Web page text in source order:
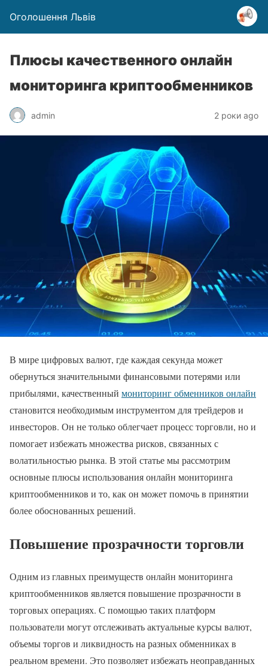
Оголошення Львів
Плюсы качественного онлайн
мониторинга криптообменников
admin 2 роки ago
В мире цифровых валют, где каждая секунда может
обернуться значительными финансовыми потерями или
прибылями, качественный мониторинг обменников онлайн
становится необходимым инструментом для трейдеров и
инвесторов. Он не только облегчает процесс торговли, но и
помогает избежать множества рисков, связанных с
волатильностью рынка. В этой статье мы рассмотрим
основные плюсы использования онлайн мониторинга
криптообменников и то, как он может помочь в принятии
более обоснованных решений.
Повышение прозрачности торговли
Одним из главных преимуществ онлайн мониторинга
криптообменников является повышение прозрачности в
торговых операциях. С помощью таких платформ
пользователи могут отслеживать актуальные курсы валют,
объемы торгов и ликвидность на разных обменниках в
реальном времени. Это позволяет избежать неоправданных